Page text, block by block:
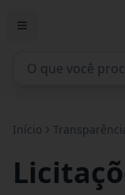
Início